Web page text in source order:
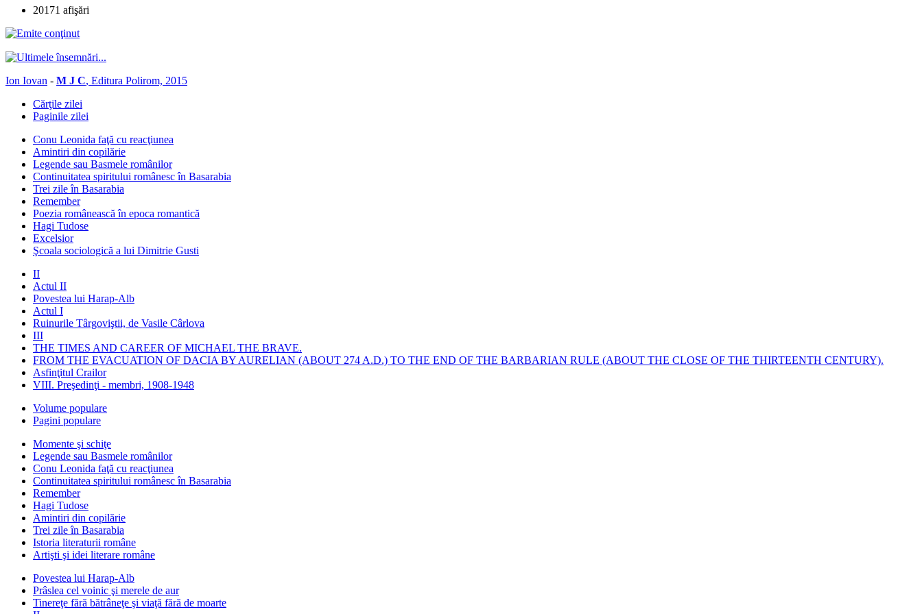
20171 afişări
Ion Iovan - M J C, Editura Polirom, 2015
Cărţile zilei
Paginile zilei
Conu Leonida faţă cu reacţiunea
Amintiri din copilărie
Legende sau Basmele românilor
Continuitatea spiritului românesc în Basarabia
Trei zile în Basarabia
Remember
Poezia românească în epoca romantică
Hagi Tudose
Excelsior
Şcoala sociologică a lui Dimitrie Gusti
II
Actul II
Povestea lui Harap-Alb
Actul I
Ruinurile Târgoviştii, de Vasile Cârlova
III
THE TIMES AND CAREER OF MICHAEL THE BRAVE.
FROM THE EVACUATION OF DACIA BY AURELIAN (ABOUT 274 A.D.) TO THE END OF THE BARBARIAN RULE (ABOUT THE CLOSE OF THE THIRTEENTH CENTURY).
Asfinţitul Crailor
VIII. Preşedinţi - membri, 1908-1948
Volume populare
Pagini populare
Momente şi schiţe
Legende sau Basmele românilor
Conu Leonida faţă cu reacţiunea
Continuitatea spiritului românesc în Basarabia
Remember
Hagi Tudose
Amintiri din copilărie
Trei zile în Basarabia
Istoria literaturii române
Artişti şi idei literare române
Povestea lui Harap-Alb
Prâslea cel voinic şi merele de aur
Tinereţe fără bătrâneţe şi viaţă fără de moarte